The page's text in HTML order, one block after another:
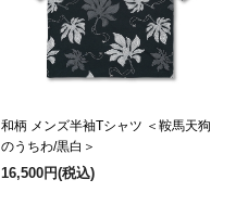
和柄 メンズ半袖Tシャツ ＜鞍馬天狗
のうちわ/黒白＞
16,500円(税込)